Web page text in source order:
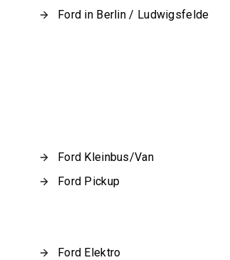
Ford in Berlin / Ludwigsfelde
Ford Kleinbus/Van
Ford Pickup
Ford Elektro